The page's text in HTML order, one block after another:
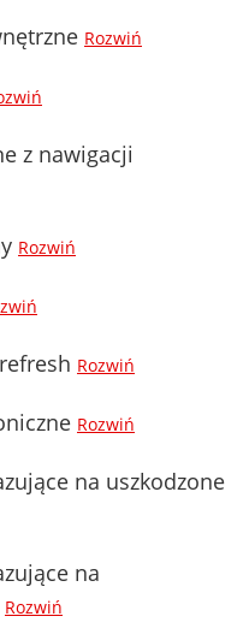
Rozwiń
z nawigacji
Rozwiń
Rozwiń
Rozwiń
na uszkodzone
na
Rozwiń